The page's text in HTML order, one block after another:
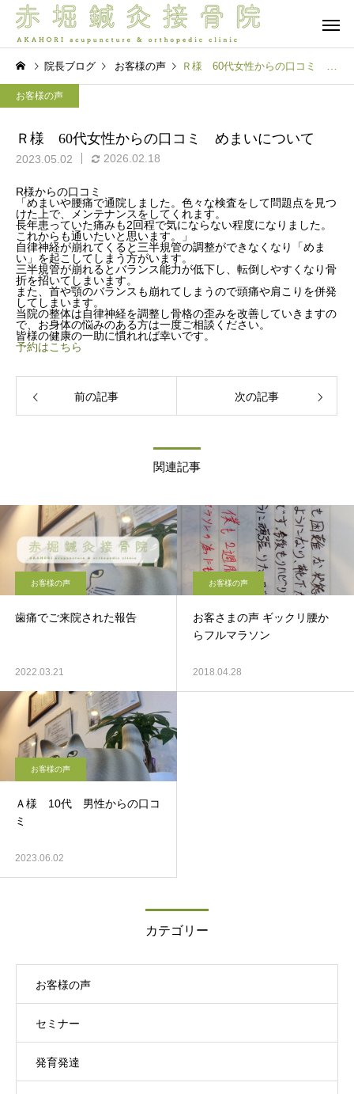
脳バランス療法 オプショ
院長ブログ
寝ても疲れが取れない人に
共通する身体の特徴とは？
後編
院長ブログ
夜眠れないのは脳が休
いから？入眠困難の本
理由 前編
院長ブログ お客様の声 Ｒ様 60代女性からの口コミ めまいについて
お客様の声
Ｒ様 60代女性からの口コミ めまいについて
2023.05.02 2026.02.18
R様からの口コミ
「めまいや腰痛で通院しました。色々な検査をして問題点を見つ
けた上で、メンテナンスをしてくれます。
長年患っていた痛みも2回程で気にならない程度になりました。
これからも通いたいと思います。」
自律神経が崩れてくると三半規管の調整ができなくなり「めま
い」を起こしてしまう方がいます。
三半規管が崩れるとバランス能力が低下し、転倒しやすくなり骨
折を招いてしまいます。
また、首や顎のバランスも崩れてしまうので頭痛や肩こりを併発
してしまいます。
当院の整体は自律神経を調整し骨格の歪みを改善していきますの
で、お身体の悩みのある方は一度ご相談ください。
皆様の健康の一助に慣れれば幸いです。
予約はこちら
前の記事 次の記事
関連記事
お客様の声
歯痛でご来院された報告
2022.03.21
お客様の声
お客さまの声 ギックリ腰か
らフルマラソン
2018.04.28
お客様の声
Ａ様 10代 男性からの口コ
ミ
2023.06.02
カテゴリー
お客様の声
セミナー
発育発達